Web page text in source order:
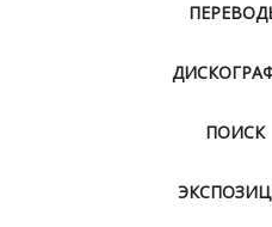
ПОИСК